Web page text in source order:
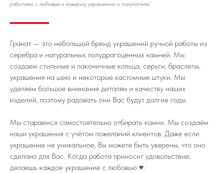
работаем с любовью к каждому украшению и покупателю
Гранат — это небольшой бренд украшений ручной работы из
серебра и натуральных полудрагоценных камней. Мы
создаем стильные и лаконичные кольца, серьги, браслеты,
украшения на шею и некоторые кастомные штуки. Мы
уделяем большое внимание деталям и качеству наших
изделий, поэтому радовать они Вас будут долгие годы.
Мы стараемся самостоятельно отбирать камни. Мы создаём
наши украшения с учётом пожеланий клиентов. Даже если
украшение не уникальное, Вы можете быть уверены, что оно
сделано для Вас. Когда работа приносит удовольствие,
делаешь каждое украшение с любовью ♥️.